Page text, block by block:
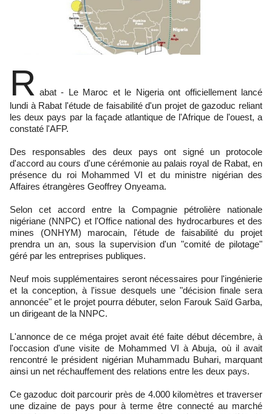
R abat - Le Maroc et le Nigeria ont officiellement lancé
lundi à Rabat l'étude de faisabilité d'un projet de gazoduc reliant
les deux pays par la façade atlantique de l'Afrique de l'ouest, a
constaté l'AFP.
Des responsables des deux pays ont signé un protocole
d'accord au cours d'une cérémonie au palais royal de Rabat, en
présence du roi Mohammed VI et du ministre nigérian des
Affaires étrangères Geoffrey Onyeama.
Selon cet accord entre la Compagnie pétrolière nationale
nigériane (NNPC) et l'Office national des hydrocarbures et des
mines (ONHYM) marocain, l'étude de faisabilité du projet
prendra un an, sous la supervision d'un "comité de pilotage"
géré par les entreprises publiques.
Neuf mois supplémentaires seront nécessaires pour l'ingénierie
et la conception, à l'issue desquels une "décision finale sera
annoncée" et le projet pourra débuter, selon Farouk Saïd Garba,
un dirigeant de la NNPC.
L'annonce de ce méga projet avait été faite début décembre, à
l'occasion d'une visite de Mohammed VI à Abuja, où il avait
rencontré le président nigérian Muhammadu Buhari, marquant
ainsi un net réchauffement des relations entre les deux pays.
Ce gazoduc doit parcourir près de 4.000 kilomètres et traverser
une dizaine de pays pour à terme être connecté au marché